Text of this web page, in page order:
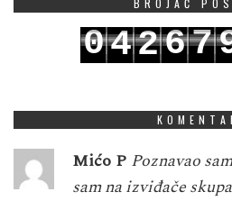
BROJAČ
04267
Mićo P Poznavao
sam na izviđače